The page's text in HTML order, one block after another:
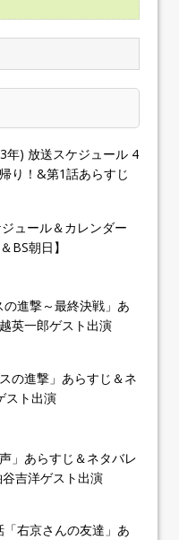
年) 放送スケジュール 4
り！&第1話あらすじ
ュール＆カレンダー
BS朝日】
進撃～最終決戦」あ
英一郎ゲスト出演
の進撃」あらすじ＆ネ
スト出演
」あらすじ＆ネタバレ
吉洋ゲスト出演
右京さんの友達」あ